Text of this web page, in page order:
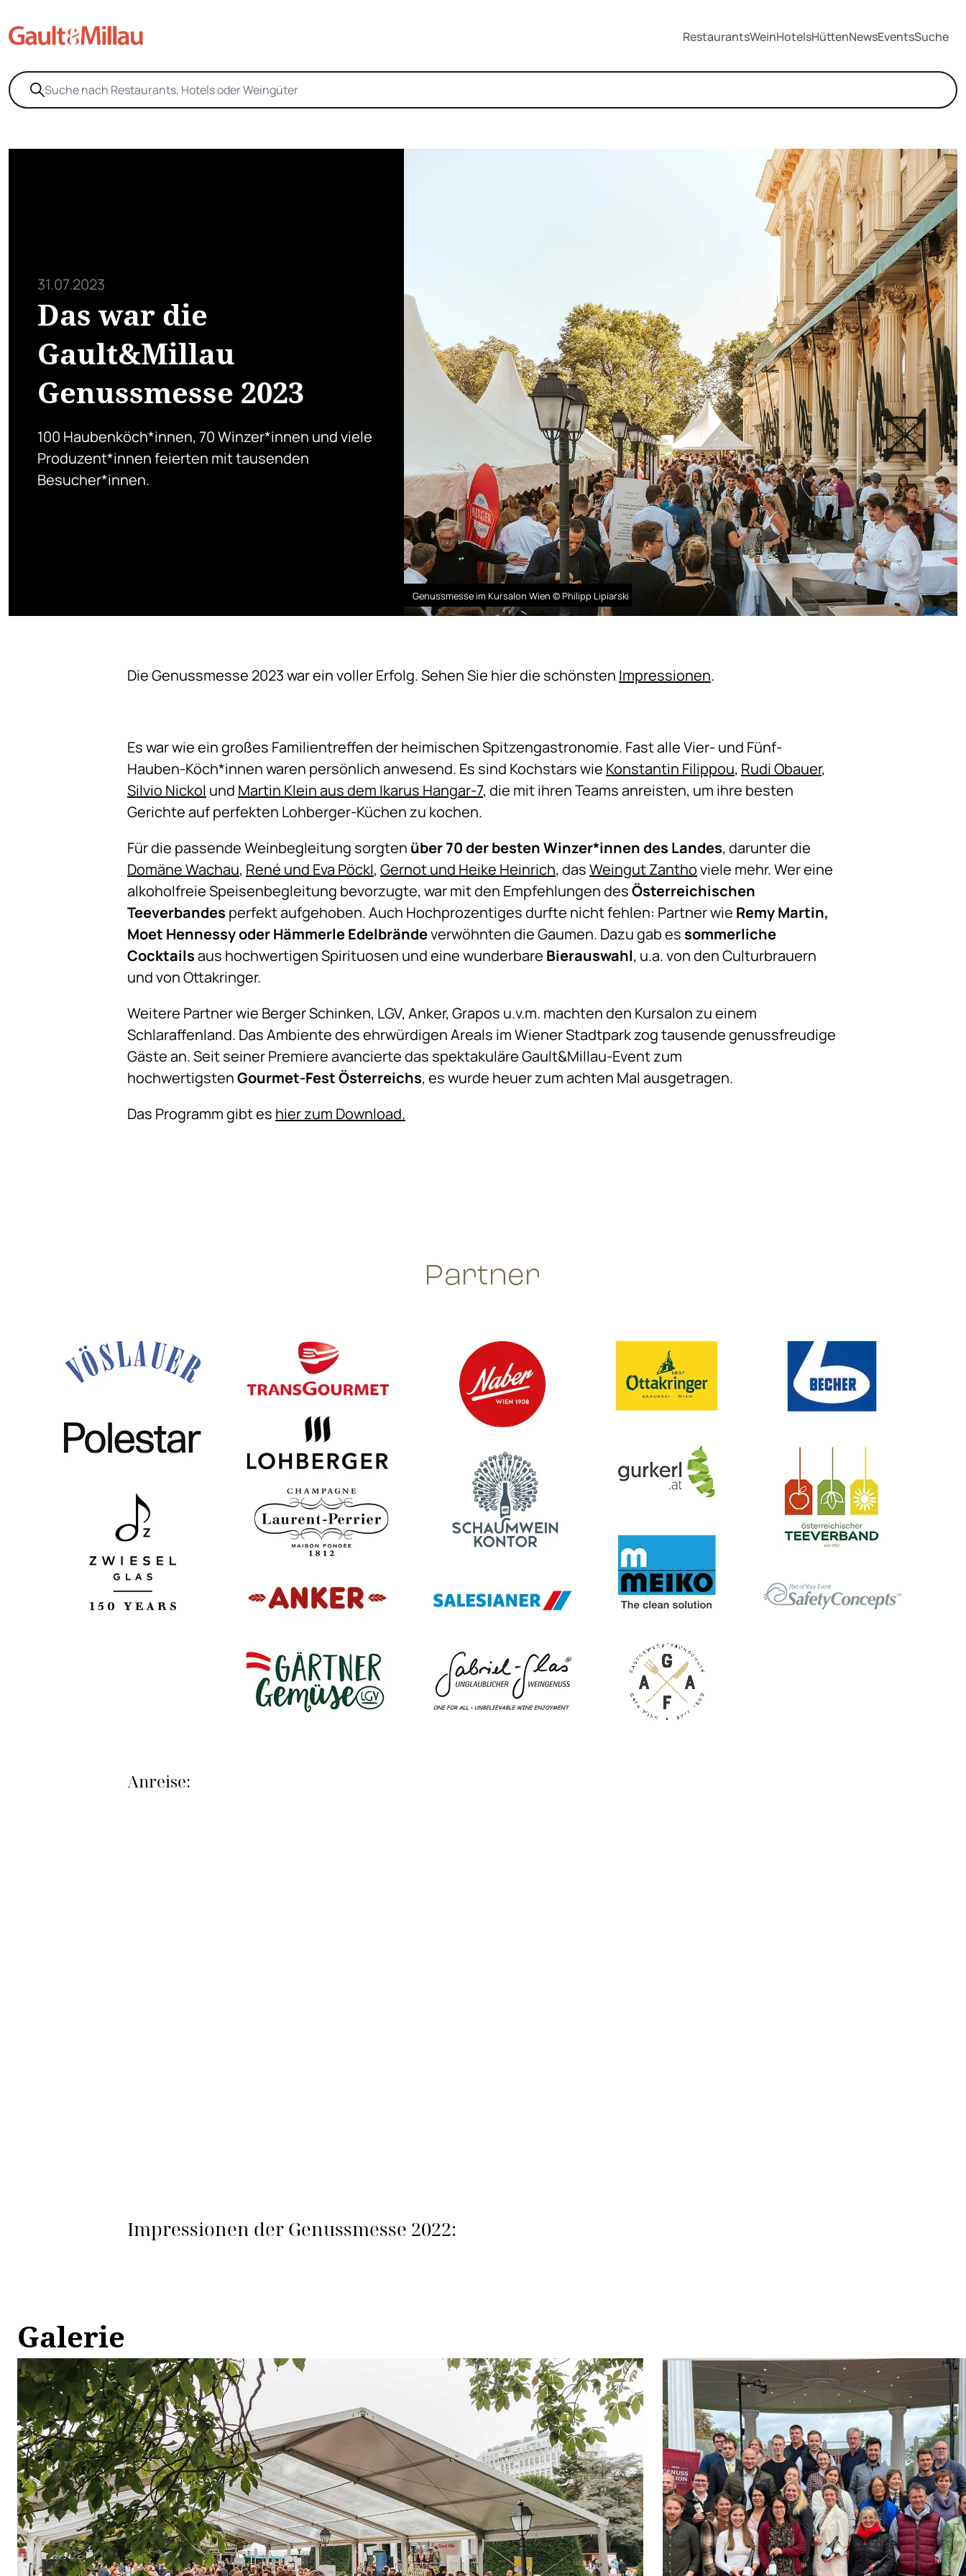
RestaurantsWeinHotelsHüttenNewsEventsSuche
31.07.2023
Das war die
Gault&Millau
Genussmesse 2023
100 Haubenköch*innen, 70 Winzer*innen und viele
Produzent*innen feierten mit tausenden
Besucher*innen.
Genussmesse im Kursalon Wien © Philipp Lipiarski
Die Genussmesse 2023 war ein voller Erfolg. Sehen Sie hier die schönsten Impressionen.
Es war wie ein großes Familientreffen der heimischen Spitzengastronomie. Fast alle Vier- und Fünf-
Hauben-Köch*innen waren persönlich anwesend. Es sind Kochstars wie Konstantin Filippou, Rudi Obauer,
Silvio Nickol und Martin Klein aus dem Ikarus Hangar-7, die mit ihren Teams anreisten, um ihre besten
Gerichte auf perfekten Lohberger-Küchen zu kochen.
Für die passende Weinbegleitung sorgten über 70 der besten Winzer*innen des Landes, darunter die
Domäne Wachau, René und Eva Pöckl, Gernot und Heike Heinrich, dasWeingut Zanthoviele mehr. Wer eine
alkoholfreie Speisenbegleitung bevorzugte, war mit den Empfehlungen desÖsterreichischen
Teeverbandes perfekt aufgehoben. Auch Hochprozentiges durfte nicht fehlen: Partner wie Remy Martin,
Moet Hennessy oder Hämmerle Edelbrändeverwöhnten die Gaumen. Dazu gab es sommerliche
Cocktailsaus hochwertigen Spirituosen und eine wunderbare Bierauswahl, u.a. von den Culturbrauern
und von Ottakringer.
Weitere Partner wie Berger Schinken, LGV, Anker, Grapos u.v.m. machten den Kursalon zu einem
Schlaraffenland. Das Ambiente des ehrwürdigen Areals im Wiener Stadtpark zog tausende genussfreudige
Gäste an. Seit seiner Premiere avancierte das spektakuläre Gault&Millau-Event zum
hochwertigstenGourmet-Fest Österreichs, es wurde heuer zum achten Mal ausgetragen.
Das Programm gibt es hier zum Download.
Anreise:
Impressionen der Genussmesse 2022:
Galerie